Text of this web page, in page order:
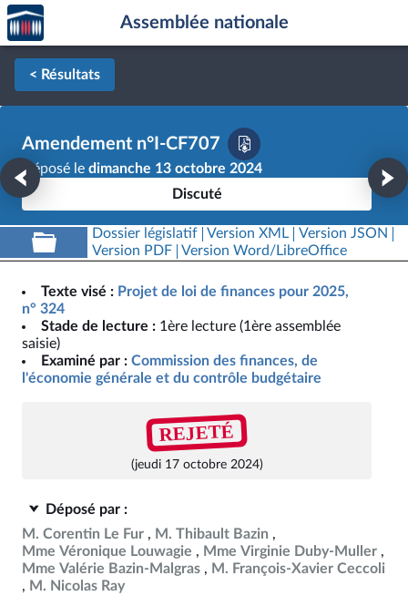
Aller au contenu
Aller en bas de la page
Accèder
à la
page
d'accueil
Assemblée nationale
< Résultats
Amendement n°I-CF707
Déposé le dimanche 13 octobre 2024
Discuté
Dossier législatif Version XML
Version JSON
Version PDF
Version Word/LibreOffice
Texte visé : Projet de loi de finances pour 2025,
n° 324
Stade de lecture : 1ère lecture (1ère assemblée
saisie)
Examiné par : Commission des finances, de
l'économie générale et du contrôle budgétaire
REJETÉ
(jeudi 17 octobre 2024)
Déposé par :
M. Corentin Le Fur
M. Thibault Bazin
Mme Véronique Louwagie
Mme Virginie Duby-Muller
Mme Valérie Bazin-Malgras
M. François-Xavier Ceccoli
M. Nicolas Ray